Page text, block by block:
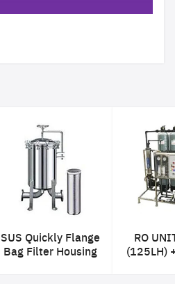
SUS Quickly Flange
Bag Filter Housing
RO
(125LH)